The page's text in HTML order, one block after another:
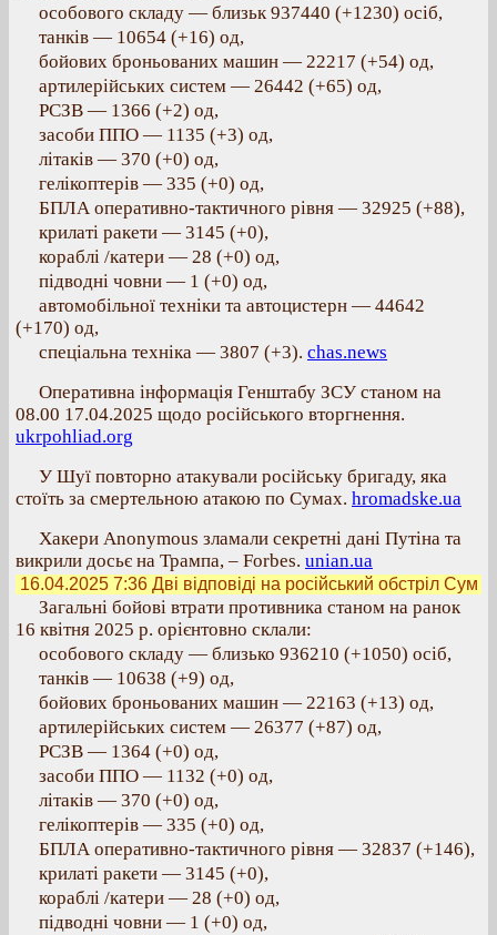
особового складу — близьк 937440 (+1230) осіб,
танків — 10654 (+16) од,
бойових броньованих машин — 22217 (+54) од,
артилерійських систем — 26442 (+65) од,
РСЗВ — 1366 (+2) од,
засоби ППО — 1135 (+3) од,
літаків — 370 (+0) од,
гелікоптерів — 335 (+0) од,
БПЛА оперативно-тактичного рівня — 32925 (+88),
крилаті ракети — 3145 (+0),
кораблі /катери — 28 (+0) од,
підводні човни — 1 (+0) од,
автомобільної техніки та автоцистерн — 44642
(+170) од,
спеціальна техніка — 3807 (+3). chas.news
Оперативна інформація Генштабу ЗСУ станом на
08.00 17.04.2025 щодо російського вторгнення.
ukrpohliad.org
У Шуї повторно атакували російську бригаду, яка
стоїть за смертельною атакою по Сумах. hromadske.ua
Хакери Anonymous зламали секретні дані Путіна та
викрили досьє на Трампа, – Forbes. unian.ua
16.04.2025 7:36Дві відповіді на російський обстріл Сум
Загальні бойові втрати противника станом на ранок
16 квітня 2025 р. орієнтовно склали:
особового складу — близько 936210 (+1050) осіб,
танків — 10638 (+9) од,
бойових броньованих машин — 22163 (+13) од,
артилерійських систем — 26377 (+87) од,
РСЗВ — 1364 (+0) од,
засоби ППО — 1132 (+0) од,
літаків — 370 (+0) од,
гелікоптерів — 335 (+0) од,
БПЛА оперативно-тактичного рівня — 32837 (+146),
крилаті ракети — 3145 (+0),
кораблі /катери — 28 (+0) од,
підводні човни — 1 (+0) од,